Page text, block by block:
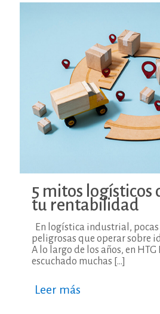
5 mitos logísticos
tu rentabilidad
En logística industrial, pocas
peligrosas que operar sobre
A lo largo de los años, en HTG
escuchado muchas […]
Leer más